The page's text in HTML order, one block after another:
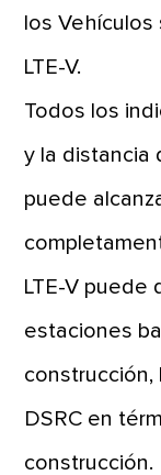
los
LTE-V.
Todos los
y la distancia
puede
LTE-V
estaciones
DSRC en
construcción.